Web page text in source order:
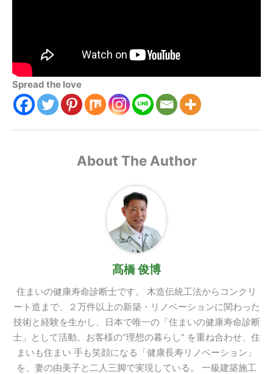
Spread the love
About The Author
髙橋 俊博
住まいの健康寿命診断士です。 木造伝統工法からコンクリ
ート造まで、２万件以上の新築・リノベーションに関わった
技術と経験を生かし、日本で唯一の「住まいの健康寿命診断
士」として活動。お客様の“理想の暮らし” を重ね合わせ、住
まいも住まい 手も笑顔になる「健康長寿リノベーション」
を、妻の由美子と二人三脚で実現している。 一級建築施工